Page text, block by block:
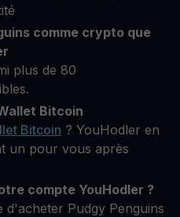
comme crypto que
plus de 80
Bitcoin
Bitcoin ? YouHodler en
un pour vous après
compte YouHodler ?
d'acheter Pudgy Penguins